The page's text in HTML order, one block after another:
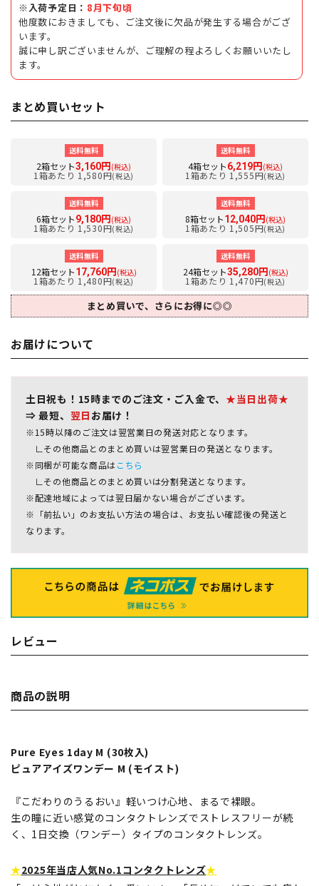
※入荷予定日： 8月下旬頃
他度数におきましても、ご注文後に欠品が発生する場合がござ
います。
誠に申し訳ございませんが、ご理解の程よろしくお願いいたし
ます。
まとめ買いセット
送料無料
2箱セット3,160円 (税込)
1箱あたり 1,580円(税込)
送料無料
4箱セット6,219円 (税込)
1箱あたり 1,555円(税込)
送料無料
6箱セット9,180円 (税込)
1箱あたり 1,530円(税込)
送料無料
8箱セット12,040円 (税込)
1箱あたり 1,505円(税込)
送料無料
12箱セット17,760円 (税込)
1箱あたり 1,480円(税込)
送料無料
24箱セット35,280円 (税込)
1箱あたり 1,470円(税込)
まとめ買いで、さらにお得に◎◎
お届けについて
土日祝も！15時までのご注文・ご入金で、 ★当日出荷★
⇒ 最短、 翌日 お届け！
※15時以降のご注文は翌営業日の発送対応となります。
∟その他商品とのまとめ買いは翌営業日の発送となります。
※同梱が可能な商品はこちら
∟その他商品とのまとめ買いは分割発送となります。
※配達地域によっては翌日届かない場合がございます。
※「前払い」のお支払い方法の場合は、お支払い確認後の発送と
なります。
レビュー
商品の説明
Pure Eyes 1day M (30枚入)
ピュアアイズワンデー M (モイスト)
『こだわりのうるおい』軽いつけ心地、まるで裸眼。
生の瞳に近い感覚のコンタクトレンズでストレスフリーが続
く、1日交換（ワンデー）タイプのコンタクトレンズ。
★2025年当店人気No.1コンタクトレンズ★